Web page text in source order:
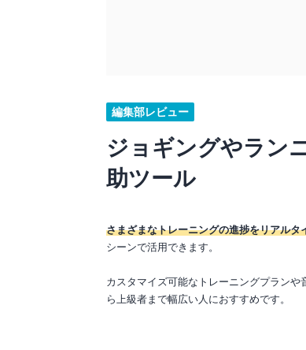
編集部レビュー
ジョギングやラン
助ツール
さまざまなトレーニングの進捗をリアル
シーンで活用できます。
カスタマイズ可能なトレーニングプラン
ら上級者まで幅広い人におすすめです。